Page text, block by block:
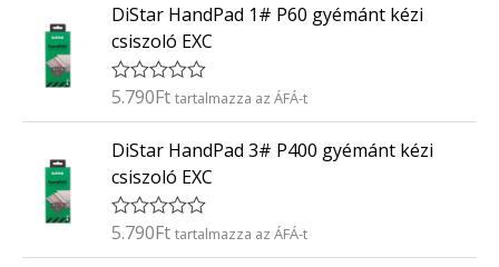
/
5
é
e
l
é
s
:
/
5
DiStar HandPad 1# P60 gyémánt kézi
csiszoló EXC
É
é
e
l
s
:
5.790Ft tartalmazza az ÁFÁ-t
DiStar HandPad 3# P400 gyémánt kézi
csiszoló EXC
É
5.790Ft tartalmazza az ÁFÁ-t